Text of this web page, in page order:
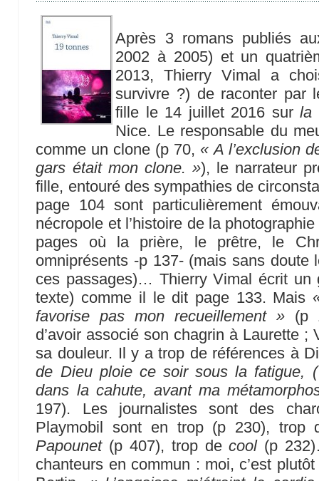
Après 3 romans publiés
2002 à 2005) et un
2013, Thierry Vimal a
survivre ?) de raconter par
fille le 14 juillet 2016 surla
Nice. Le responsable du
comme un clone (p 70, « A l’exclusion
gars était mon clone. »), le narrateur
fille, entouré des sympathies de
page 104 sont particulièrement
nécropole et l’histoire de la
pages où la prière, le prêtre, le
omniprésents -p 137- (mais sans doute
ces passages)… Thierry Vimal écrit un
texte) comme il le dit page 133. Mais
favorise pas mon recueillement »(p
d’avoir associé son chagrin à Laurette ;
sa douleur. Il y a trop de références à
de Dieu ploie ce soir sous la fatigue,
dans la cahute, avant ma
197). Les journalistes sont des
Playmobil sont en trop (p 230),
Papounet(p 407), trop decool(p
chanteurs en commun : moi, c’est